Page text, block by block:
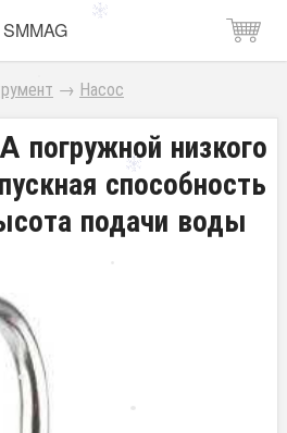
SMMAG
→ Насос
погружной низкого
способность
подачи воды